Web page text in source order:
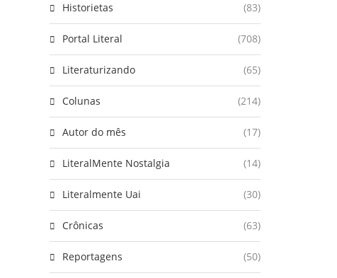
Historietas (83)
Portal Literal (708)
Literaturizando (65)
Colunas (214)
Autor do mês (17)
LiteralMente Nostalgia (14)
Literalmente Uai (30)
Crônicas (63)
Reportagens (50)